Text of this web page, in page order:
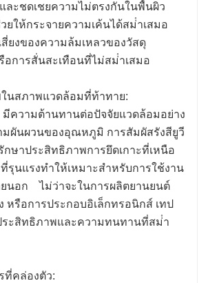
ละชดเชยความไม่ตรงกันในพื้นผิว
ให้กระจายความเค้นได้สม่ําเสมอ
ยงของความล้มเหลวของวัสดุ
อการสั่นสะเทือนที่ไม่สม่ําเสมอ
นสภาพแวดล้อมที่ท้าทาย:
มีความต้านทานต่อปัจจัยแวดล้อมอย่าง
มผันผวนของอุณหภูมิ การสัมผัสรังสียูวี
ษาประสิทธิภาพการยึดเกาะที่เหนือ
รุนแรงทําให้เหมาะสําหรับการใช้งาน
นอก ไม่ว่าจะในการผลิตยานยนต์
หรือการประกอบอิเล็กทรอนิกส์ เทป
ระสิทธิภาพและความทนทานที่สม่ํา
ที่คล่องตัว: